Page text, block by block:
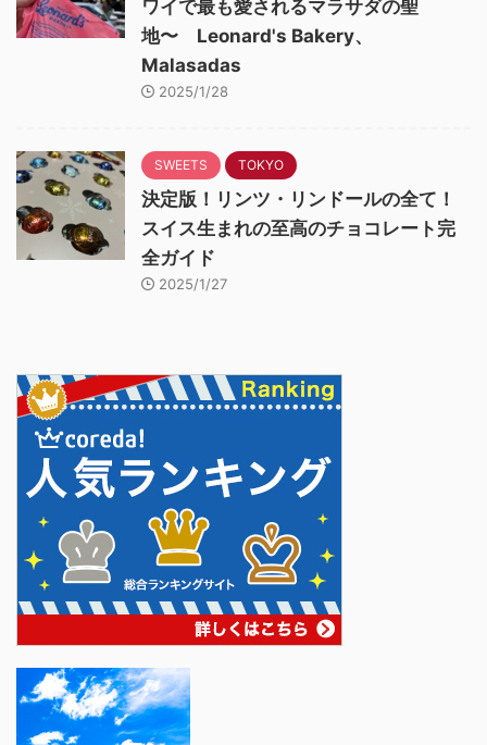
ワイで最も愛されるマラサダの聖
地〜 Leonard's Bakery、
Malasadas
2025/1/28
SWEETS TOKYO
決定版！リンツ・リンドールの全て！
スイス生まれの至高のチョコレート完
全ガイド
2025/1/27